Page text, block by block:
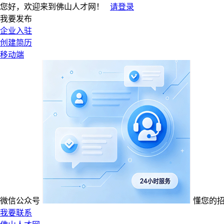
您好，欢迎来到佛山人才网！
请登录
我要发布
企业入驻
创建简历
移动端
微信公众号
懂您的
我要联系